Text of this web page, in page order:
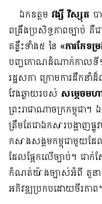
ឯកឧត្តម វង្សី វិស្សុត
ពង្រឹងប្រសិទ្ធភាពច្បាប់
គន្លឹះទាំង៥ នៃ «ការកែទ
បញ្ចកោណដំណាក់កាលទី១
រដ្ឋសភា ក្រោមការដឹកន
វែងឆ្ងាយរបស់ សម្តេចម
ព្រះរាជាណាចក្រកម្ពុជា។
ត្រឹមតែជាឯកសារបង្ហាញផ្
កសាងសង្គមកម្ពុជាមួយដ
ដែលផ្អែកលើច្បាប់។ ជា
កំណត់យ៉ាងច្បាស់អំពី តួនាទី
អភិវឌ្ឍប្រកបដោយចីរភាព